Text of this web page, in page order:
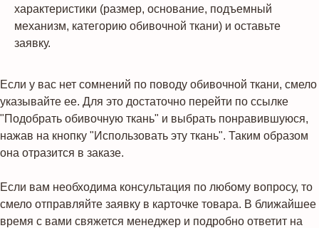
характеристики (размер, основание, подъемный
механизм, категорию обивочной ткани) и оставьте
заявку.
Если у вас нет сомнений по поводу обивочной ткани, смело
указывайте ее. Для это достаточно перейти по ссылке
"Подобрать обивочную ткань" и выбрать понравившуюся,
нажав на кнопку "Использовать эту ткань". Таким образом
она отразится в заказе.
Если вам необходима консультация по любому вопросу, то
смело отправляйте заявку в карточке товара. В ближайшее
время с вами свяжется менеджер и подробно ответит на